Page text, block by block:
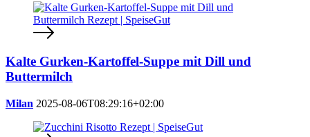
Kalte Gurken-Kartoffel-Suppe mit Dill und
Buttermilch
Milan 2025-08-06T08:29:16+02:00